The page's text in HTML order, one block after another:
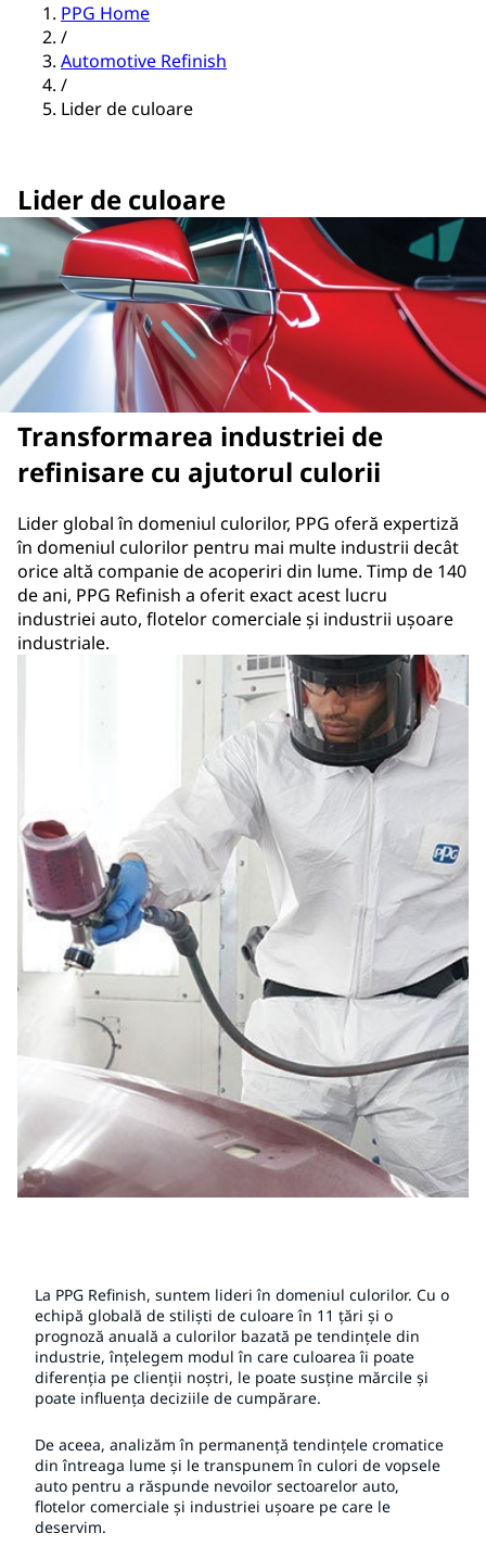
PPG Home
/
Automotive Refinish
/
Lider de culoare
Lider de culoare
Transformarea industriei de
refinisare cu ajutorul culorii
Lider global în domeniul culorilor, PPG oferă expertiză
în domeniul culorilor pentru mai multe industrii decât
orice altă companie de acoperiri din lume. Timp de 140
de ani, PPG Refinish a oferit exact acest lucru
industriei auto, flotelor comerciale și industrii ușoare
industriale.
La PPG Refinish, suntem lideri în domeniul culorilor. Cu o
echipă globală de stiliști de culoare în 11 țări și o
prognoză anuală a culorilor bazată pe tendințele din
industrie, înțelegem modul în care culoarea îi poate
diferenția pe clienții noștri, le poate susține mărcile și
poate influența deciziile de cumpărare.
De aceea, analizăm în permanență tendințele cromatice
din întreaga lume și le transpunem în culori de vopsele
auto pentru a răspunde nevoilor sectoarelor auto,
flotelor comerciale și industriei ușoare pe care le
deservim.